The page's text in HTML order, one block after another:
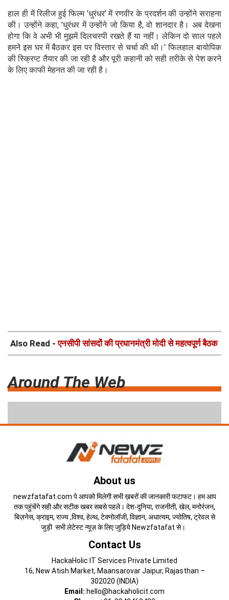
हाल ही में रिलीज हुई फिल्म 'धुरंधर' में रणवीर के प्रदर्शन की उन्होंने सराहना
की। उन्होंने कहा, 'धुरंधर में उन्होंने जो किया है, वो शानदार है। अब देखना
होगा कि वे अभी भी मुझमें दिलचस्पी रखते हैं या नहीं। लेकिन दो साल पहले
हमने इस घर में बैठकर इस पर विस्तार से चर्चा की थी।' फिलहाल बायोपिक
की स्क्रिप्ट तैयार की जा रही है और पूरी कहानी को सही तरीके से पेश करने
के लिए काफी मेहनत की जा रही है।
Also Read -एनसीपी सांसदों की प्रधानमंत्री मोदी से महत्वपूर्ण बैठक
Around The Web
About us
newzfatafat.com पे आपको मिलेगी सभी ख़बरों की जानकारी फटाफट। हम आप
तक पहुंचेंगे सही और सटीक खबर सबसे पहले। देश-दुनिया, राजनीती, खेल, मनोरंजन,
बिज़नेस, क्राइम, राज्य ,विश्व, हेल्थ, टेक्नोलॉजी, विज्ञान, अधात्यम, ज्योतिष, ट्रेवल से
जुड़ी सभी लेटेस्ट न्यूज़ के लिए जुड़िये Newzfatafat से।
Contact Us
HackaHolic IT Services Private Limited
16, New Atish Market, Maansarovar Jaipur, Rajasthan –
302020 (INDIA)
Email: hello@hackaholicit.com